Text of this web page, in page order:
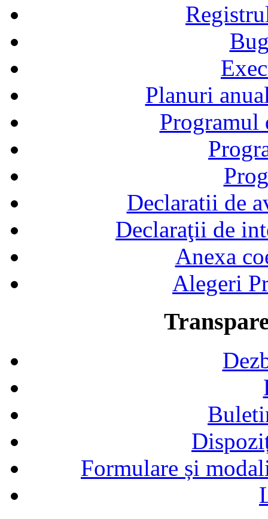
Planuri
Declaratii de
Declaraţii de
Anexa
Alegeri
Formulare și